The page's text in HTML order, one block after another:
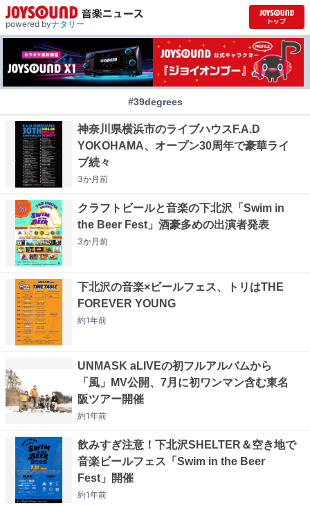
powered byナタリー
#39degrees
神奈川県横浜市のライブハウスF.A.D
YOKOHAMA、オープン30周年で豪華ライ
ブ続々
3か月前
クラフトビールと音楽の下北沢「Swim in
the Beer Fest」酒豪多めの出演者発表
3か月前
下北沢の音楽×ビールフェス、トリはTHE
FOREVER YOUNG
約1年前
UNMASK aLIVEの初フルアルバムから
「風」MV公開、7月に初ワンマン含む東名
阪ツアー開催
約1年前
飲みすぎ注意！下北沢SHELTER＆空き地で
音楽ビールフェス「Swim in the Beer
Fest」開催
約1年前